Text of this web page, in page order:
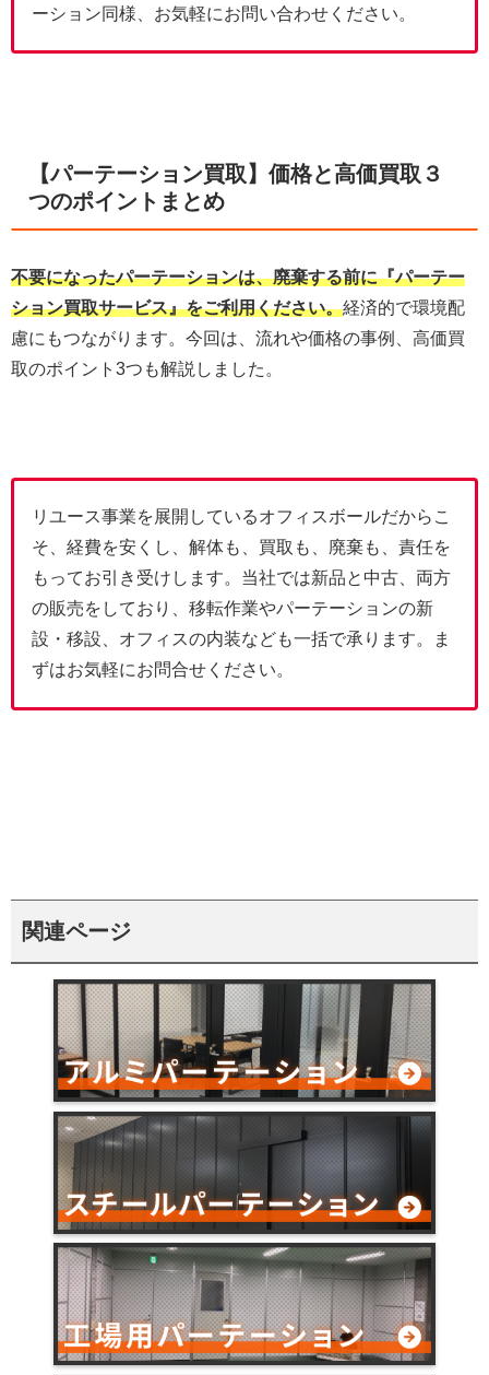
ーション同様、お気軽にお問い合わせください。
【パーテーション買取】価格と高価買取３
つのポイントまとめ
不要になったパーテーションは、廃棄する前に『パーテー
ション買取サービス』をご利用ください。経済的で環境配
慮にもつながります。今回は、流れや価格の事例、高価買
取のポイント3つも解説しました。
リユース事業を展開しているオフィスボールだからこ
そ、経費を安くし、解体も、買取も、廃棄も、責任を
もってお引き受けします。当社では新品と中古、両方
の販売をしており、移転作業やパーテーションの新
設・移設、オフィスの内装なども一括で承ります。ま
ずはお気軽にお問合せください。
関連ページ